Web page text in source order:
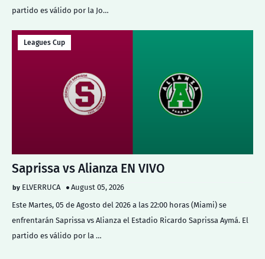
partido es válido por la Jo…
Leagues Cup
Saprissa vs Alianza EN VIVO
ELVERRUCA
August 05, 2026
Este Martes, 05 de Agosto del 2026 a las 22:00 horas (Miami) se
enfrentarán Saprissa vs Alianza el Estadio Ricardo Saprissa Aymá. El
partido es válido por la …